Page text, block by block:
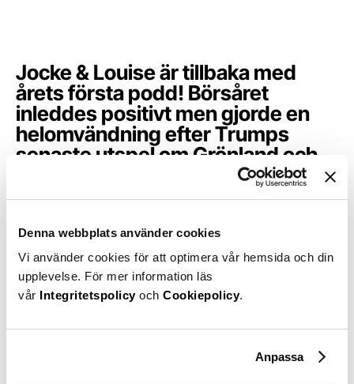
Denna webbplats använder cookies
Vi använder cookies för att optimera vår hemsida och din
upplevelse. För mer information läs
vår Integritetspolicy och Cookiepolicy.
Anpassa
Jocke & Louise är tillbaka med
årets första podd! Börsåret
inleddes positivt men gjorde en
helomvändning efter Trumps
senaste utspel om Grönland och
nya tullar. Det pratas såklart
Grönland, USA, börsen och
Kommer EU att kontra med en
handelsbazooka? Kan det leda till
ett handelskrig? Och hur kan detta
påverka börsen på gott och ont?